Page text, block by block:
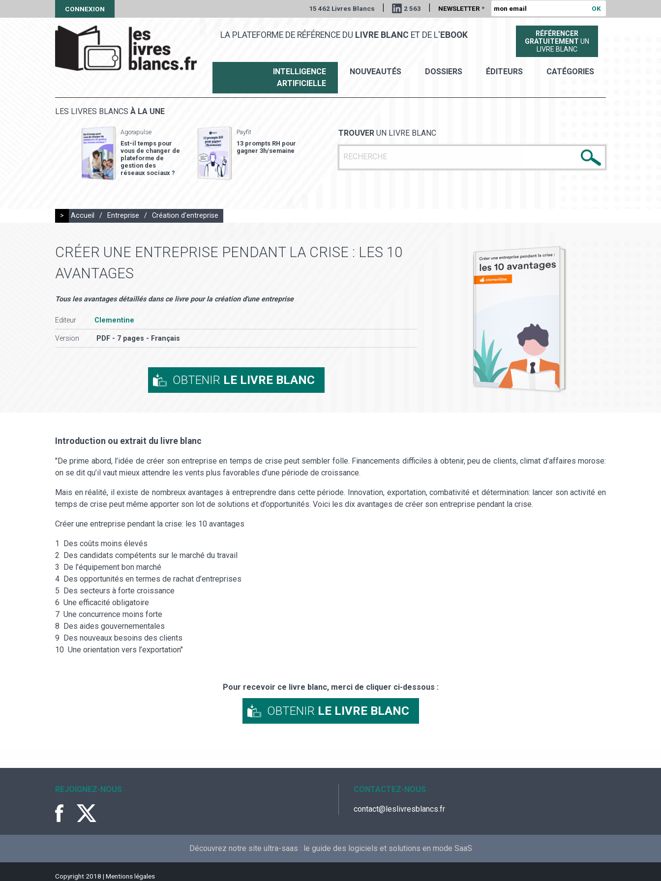
CONNEXION 15 462 Livres Blancs | 2 563 | NEWSLETTER *
LA PLATEFORME DE RÉFÉRENCE DU LIVRE BLANC ET DE L' EBOOK
RÉFÉRENCER
GRATUITEMENT UN
LIVRE BLANC
INTELLIGENCE
ARTIFICIELLE
NOUVEAUTÉS DOSSIERS ÉDITEURS CATÉGORIES
LES LIVRES BLANCS À LA UNE
Agorapulse
Est-il temps pour
vous de changer de
plateforme de
gestion des
réseaux sociaux ?
Payfit
13 prompts RH pour
gagner 3h/semaine
TROUVER UN LIVRE BLANC
> Accueil / Entreprise / Création d'entreprise
CRÉER UNE ENTREPRISE PENDANT LA CRISE : LES 10
AVANTAGES
Tous les avantages détaillés dans ce livre pour la création d'une entreprise
Editeur Clementine
Version PDF - 7 pages - Français
OBTENIR LE LIVRE BLANC
Introduction ou extrait du livre blanc
"De prime abord, l’idée de créer son entreprise en temps de crise peut sembler folle. Financements difficiles à obtenir, peu de clients, climat d’affaires morose:
on se dit qu’il vaut mieux attendre les vents plus favorables d’une période de croissance.
Mais en réalité, il existe de nombreux avantages à entreprendre dans cette période. Innovation, exportation, combativité et détermination: lancer son activité en
temps de crise peut même apporter son lot de solutions et d’opportunités. Voici les dix avantages de créer son entreprise pendant la crise.
Créer une entreprise pendant la crise: les 10 avantages
1 Des coûts moins élevés
2 Des candidats compétents sur le marché du travail
3 De l’équipement bon marché
4 Des opportunités en termes de rachat d’entreprises
5 Des secteurs à forte croissance
6 Une efficacité obligatoire
7 Une concurrence moins forte
8 Des aides gouvernementales
9 Des nouveaux besoins des clients
10 Une orientation vers l’exportation"
Pour recevoir ce livre blanc, merci de cliquer ci-dessous :
OBTENIR LE LIVRE BLANC
REJOIGNEZ-NOUS CONTACTEZ-NOUS
contact@leslivresblancs.fr
Découvrez notre site ultra-saas : le guide des logiciels et solutions en mode SaaS
Copyright 2018 | Mentions légales